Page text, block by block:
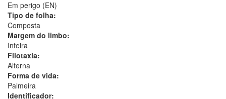
Em perigo (EN)
Tipo de folha:
Composta
Margem do limbo:
Inteira
Filotaxia:
Alterna
Forma de vida:
Palmeira
Identificador: